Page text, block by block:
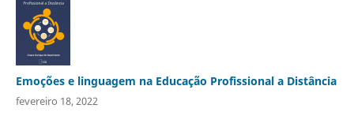
Emoções e linguagem na Educação Profissional a Distância
fevereiro 18, 2022